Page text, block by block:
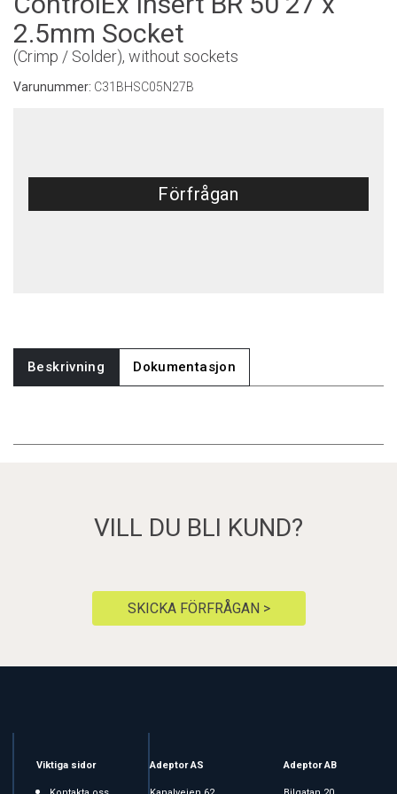
2.5mm Socket
(Crimp / Solder), without sockets
Varunummer: C31BHSC05N27B
Förfrågan
Beskrivning Dokumentasjon
VILL DU BLI KUND?
SKICKA FÖRFRÅGAN >
Viktiga sidor Adeptor AS Adeptor AB